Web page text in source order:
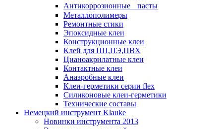
Антикоррозионные пасты
Металлополимеры
Ремонтные стики
Эпоксидные клеи
Конструкционные клеи
Клей для ПП,ПЭ,ПВХ
Цианоакрилатные клеи
Контактные клеи
Анаэробные клеи
Клеи-герметики серии flex
Силиконовые клеи-герметики
Технические составы
Немецкий инструмент Klauke
Новинки инструмента 2013